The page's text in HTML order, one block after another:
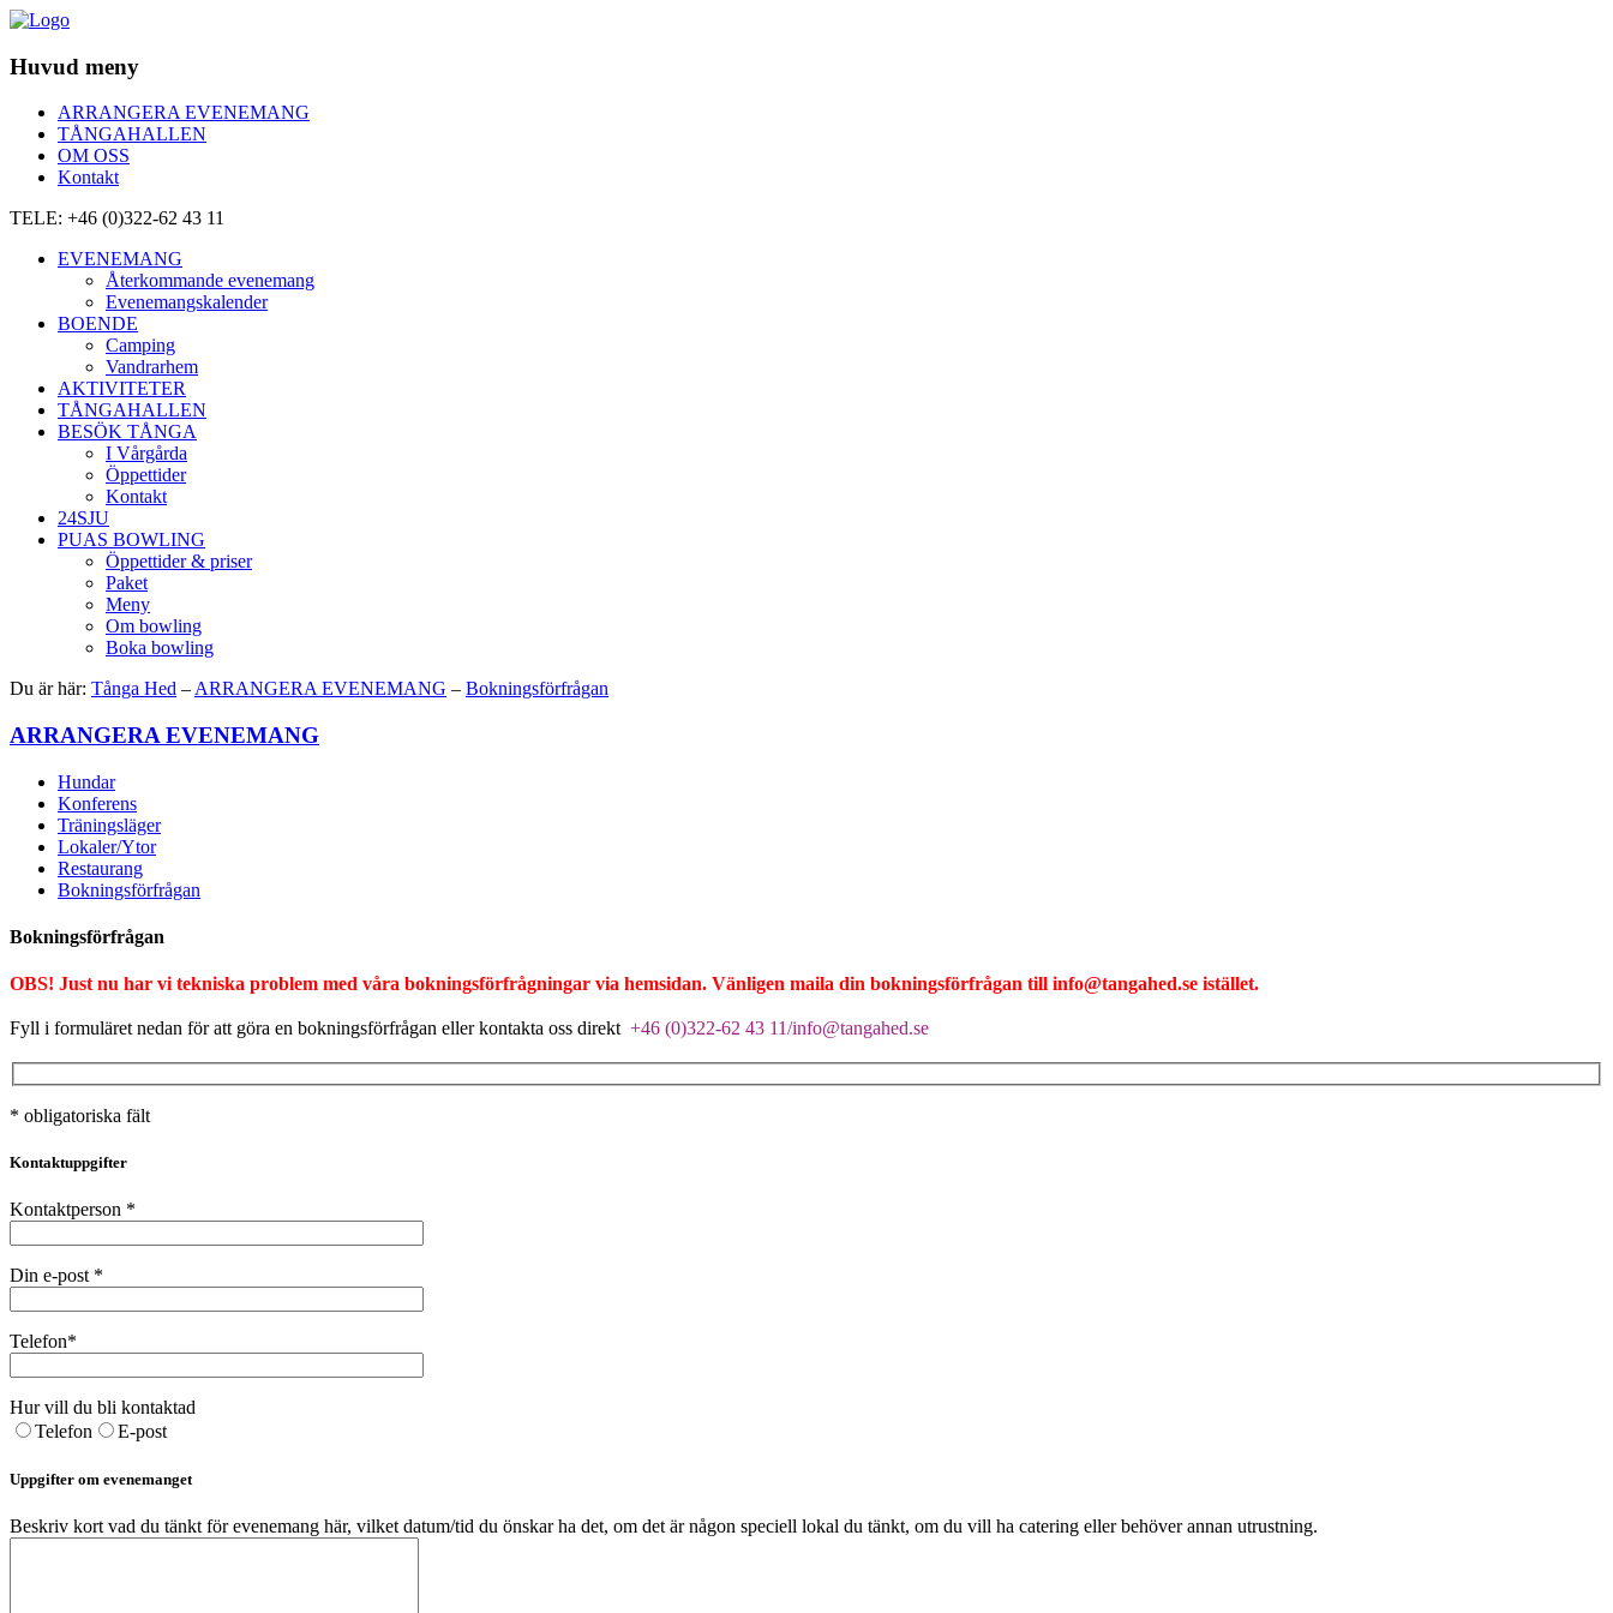
Huvud meny
ARRANGERA EVENEMANG
TÅNGAHALLEN
OM OSS
Kontakt
TELE: +46 (0)322-62 43 11
EVENEMANG
Återkommande evenemang
Evenemangskalender
BOENDE
Camping
Vandrarhem
AKTIVITETER
TÅNGAHALLEN
BESÖK TÅNGA
I Vårgårda
Öppettider
Kontakt
24SJU
PUAS BOWLING
Öppettider & priser
Paket
Meny
Om bowling
Boka bowling
Du är här: Tånga Hed –ARRANGERA EVENEMANG – Bokningsförfrågan
ARRANGERA EVENEMANG
Hundar
Konferens
Träningsläger
Lokaler/Ytor
Restaurang
Bokningsförfrågan
Bokningsförfrågan
OBS! Just nu har vi tekniska problem med våra bokningsförfrågningar via hemsidan. Vänligen maila din bokningsförfrågan till info@tangahed.se istället.
Fyll i formuläret nedan för att göra en bokningsförfrågan eller kontakta oss direkt +46 (0)322-62 43 11/info@tangahed.se
* obligatoriska fält
Kontaktuppgifter
Kontaktperson *
Din e-post *
Telefon*
Hur vill du bli kontaktad
Telefon
E-post
Uppgifter om evenemanget
Beskriv kort vad du tänkt för evenemang här, vilket datum/tid du önskar ha det, om det är någon speciell lokal du tänkt, om du vill ha catering eller behöver annan utrustning.